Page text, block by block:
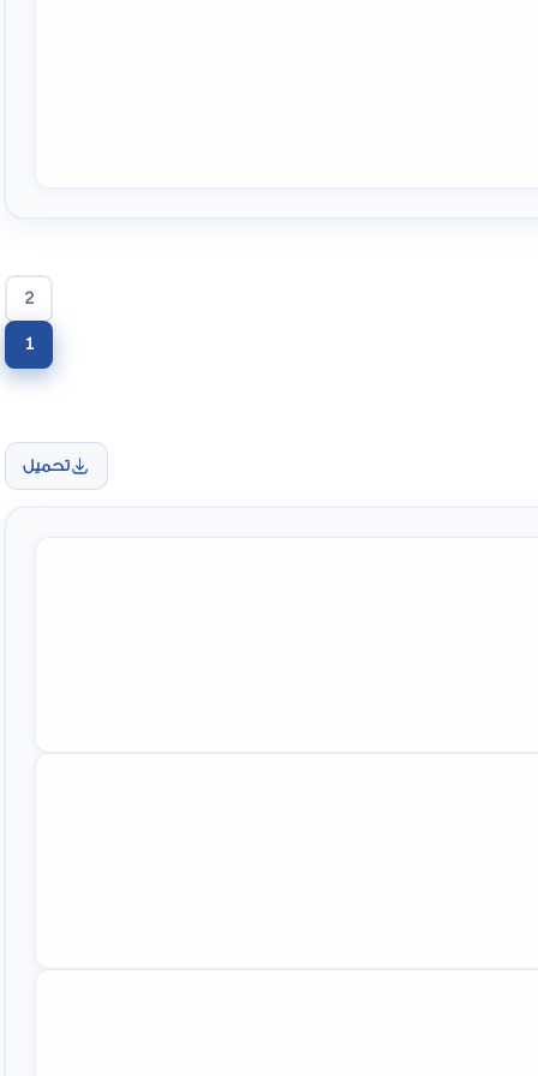
2
1
تحميل